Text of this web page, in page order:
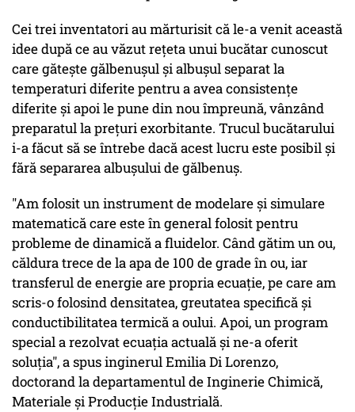
Cei trei inventatori au mărturisit că le-a venit această
idee după ce au văzut rețeta unui bucătar cunoscut
care gătește gălbenușul și albușul separat la
temperaturi diferite pentru a avea consistențe
diferite și apoi le pune din nou împreună, vânzând
preparatul la prețuri exorbitante. Trucul bucătarului
i-a făcut să se întrebe dacă acest lucru este posibil şi
fără separarea albuşului de gălbenuş.
"Am folosit un instrument de modelare și simulare
matematică care este în general folosit pentru
probleme de dinamică a fluidelor. Când gătim un ou,
căldura trece de la apa de 100 de grade în ou, iar
transferul de energie are propria ecuație, pe care am
scris-o folosind densitatea, greutatea specifică și
conductibilitatea termică a oului. Apoi, un program
special a rezolvat ecuația actuală și ne-a oferit
soluția", a spus inginerul Emilia Di Lorenzo,
doctorand la departamentul de Inginerie Chimică,
Materiale și Producție Industrială.